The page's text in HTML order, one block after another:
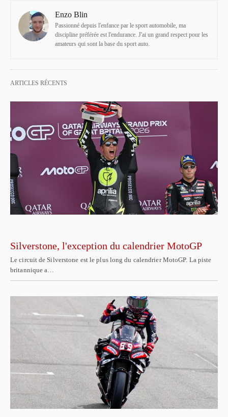
Enzo Blin
Passionné depuis l'enfance par le sport automobile, ma
discipline préférée est l'endurance. J'ai un grand respect pour les
amateurs qui sont la base du sport auto.
ARTICLES RÉCENTS
Silverstone, l'exception du calendrier MotoGP
Le circuit de Silverstone est le plus long du calendrier MotoGP. La piste
britannique a…